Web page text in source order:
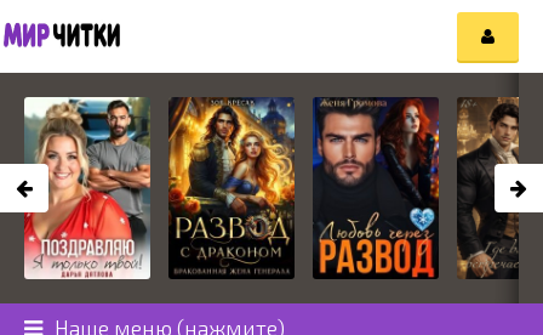
Наше меню (нажмите)